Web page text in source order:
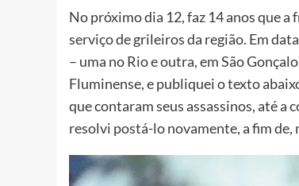
No próximo dia 12, faz 14 anos que
serviço de grileiros da região. Em
– uma no Rio e outra, em São
Fluminense, e publiquei o texto
que contaram seus assassinos, até a
resolvi postá-lo novamente, a fim de,